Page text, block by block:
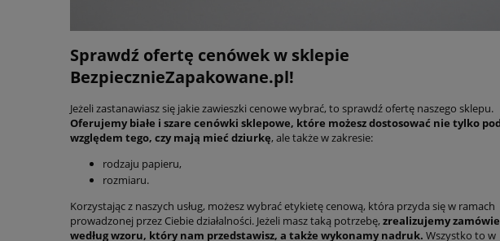
Sprawdź ofertę cenówek w sklepie
BezpiecznieZapakowane.pl!
Jeżeli zastanawiasz się jakie zawieszki cenowe wybrać, to sprawdź ofertę naszego sklepu.
Oferujemy białe i szare cenówki sklepowe, które możesz dostosować nie tylko
względem tego, czy mają mieć dziurkę, ale także w zakresie:
rodzaju papieru,
rozmiaru.
Korzystając z naszych usług, możesz wybrać etykietę cenową, która przyda się w ramach
prowadzonej przez Ciebie działalności. Jeżeli masz taką potrzebę, zrealizujemy
według wzoru, który nam przedstawisz, a także wykonamy nadruk. Wszystko to w